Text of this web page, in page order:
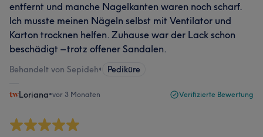
entfernt und manche Nagelkanten waren noch scharf.
Ich musste meinen Nägeln selbst mit Ventilator und
Karton trocknen helfen. Zuhause war der Lack schon
beschädigt – trotz offener Sandalen.
Behandelt von Sepideh• Pediküre
Loriana•vor 3 Monaten Verifizierte Bewertung